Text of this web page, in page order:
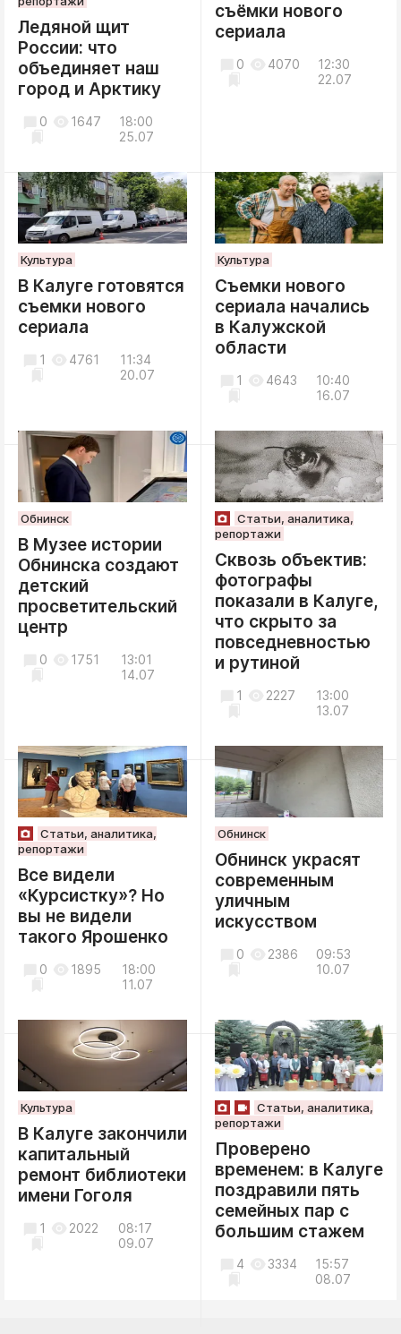
Ледяной щит
России: что
объединяет наш
город и Арктику
18:00
25.07
0 1647
съёмки нового
сериала
12:30
22.07
0 4070
Культура
В Калуге готовятся
съемки нового
сериала
11:34
20.07
1 4761
Культура
Съемки нового
сериала начались
в Калужской
области
10:40
16.07
1 4643
Обнинск
В Музее истории
Обнинска создают
детский
просветительский
центр
13:01
14.07
0 1751
Статьи, аналитика,
репортажи
Сквозь объектив:
фотографы
показали в Калуге,
что скрыто за
повседневностью
и рутиной
13:00
13.07
1 2227
Статьи, аналитика,
репортажи
Все видели
«Курсистку»? Но
вы не видели
такого Ярошенко
18:00
11.07
0 1895
Обнинск
Обнинск украсят
современным
уличным
искусством
09:53
10.07
0 2386
Культура
В Калуге закончили
капитальный
ремонт библиотеки
имени Гоголя
08:17
09.07
1 2022
Статьи, аналитика,
репортажи
Проверено
временем: в Калуге
поздравили пять
семейных пар с
большим стажем
15:57
08.07
4 3334